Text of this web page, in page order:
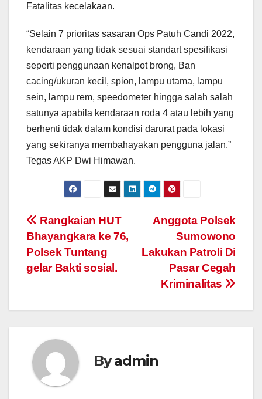
Fatalitas kecelakaan.
“Selain 7 prioritas sasaran Ops Patuh Candi 2022,
kendaraan yang tidak sesuai standart spesifikasi
seperti penggunaan kenalpot brong, Ban
cacing/ukuran kecil, spion, lampu utama, lampu
sein, lampu rem, speedometer hingga salah salah
satunya apabila kendaraan roda 4 atau lebih yang
berhenti tidak dalam kondisi darurat pada lokasi
yang sekiranya membahayakan pengguna jalan.”
Tegas AKP Dwi Himawan.
Post
navigation
Anggota Polsek
Sumowono
Lakukan Patroli Di
Pasar Cegah
Kriminalitas
Rangkaian HUT
Bhayangkara ke 76,
Polsek Tuntang
gelar Bakti sosial.
Byadmin